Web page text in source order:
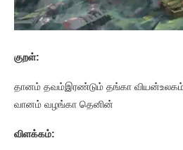
குறள்:
தானம் தவம்இரண்டும் தங்கா
வானம் வழங்கா தெனின்
விளக்கம்: